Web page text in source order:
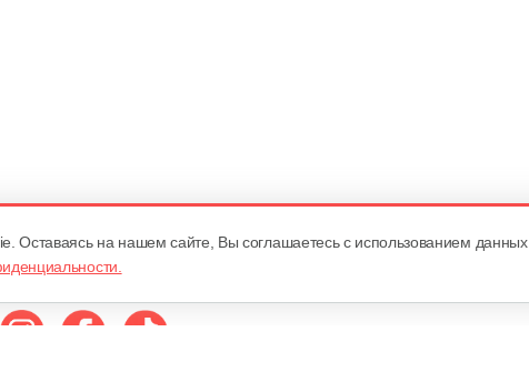
Оставаясь на нашем сайте, Вы соглашаетесь с использованием данных